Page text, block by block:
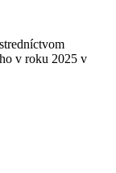
v roku 2025 v